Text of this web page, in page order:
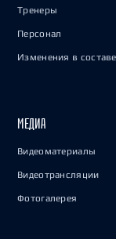
Тренеры
Персонал
Изменения в составе
МЕДИА
Видеоматериалы
Видеотрансляции
Фотогалерея